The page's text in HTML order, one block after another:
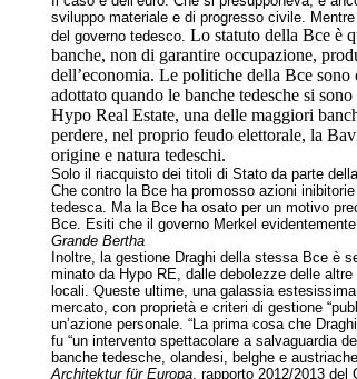
sviluppo materiale e di progresso civile.
del governo tedesco.Lo statuto della Bce è
banche, non di garantire occupazione,
dell’economia. Le politiche della Bce
adottato quando le banche tedesche si
Hypo Real Estate, una delle maggiori
perdere, nel proprio feudo elettorale, la
origine e natura tedeschi.
Solo il riacquisto dei titoli di Stato da parte
Che contro la Bce ha promosso azioni
tedesca. Ma la Bce ha osato per un motivo
Bce. Esiti che il governo Merkel
Grande Bertha
Inoltre, la gestione Draghi della stessa Bce è
minato da Hypo RE, dalle debolezze delle
locali. Queste ultime, una galassia
mercato, con proprietà e criteri di gestione
un’azione personale. “La prima cosa che
fu “un intervento spettacolare a salvaguardia
banche tedesche, olandesi, belghe e
Architektur für Europa , rapporto 2012/2013